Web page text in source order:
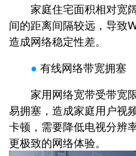
家庭住宅面积相对宽阔
间的距离间隔较远，导致
造成网络稳定性差。
● 有线网络带宽拥塞
家用网络宽带受带宽
易拥塞，造成家庭用户视
卡顿，需要降低电视分辨
更极致的网络体验。